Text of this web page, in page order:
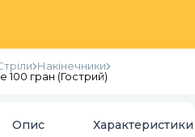
Накінечники
100 гран (Гострий)
Опис Характеристики